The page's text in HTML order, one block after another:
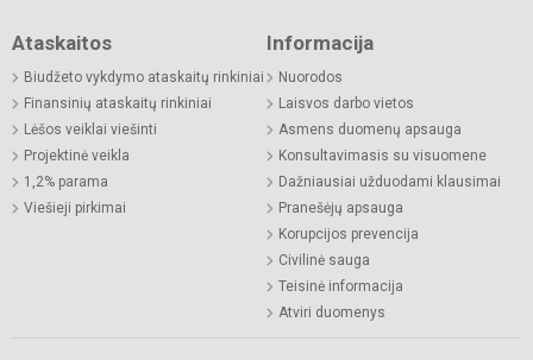
Ataskaitos
Biudžeto vykdymo ataskaitų rinkiniai
Finansinių ataskaitų rinkiniai
Lėšos veiklai viešinti
Projektinė veikla
1,2% parama
Viešieji pirkimai
Informacija
Nuorodos
Laisvos darbo vietos
Asmens duomenų apsauga
Konsultavimasis su visuomene
Dažniausiai užduodami klausimai
Pranešėjų apsauga
Korupcijos prevencija
Civilinė sauga
Teisinė informacija
Atviri duomenys